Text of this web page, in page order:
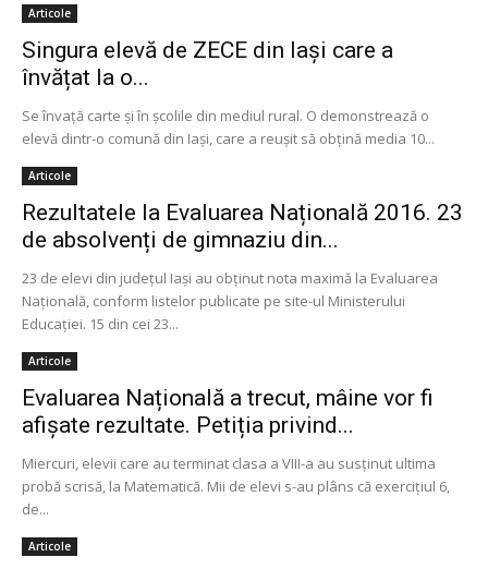
Articole
Singura elevă de ZECE din Iași care a
învățat la o...
Se învaţă carte şi în şcolile din mediul rural. O demonstrează o
elevă dintr-o comună din Iaşi, care a reuşit să obţină media 10...
Articole
Rezultatele la Evaluarea Națională 2016. 23
de absolvenți de gimnaziu din...
23 de elevi din judeţul Iaşi au obţinut nota maximă la Evaluarea
Naţională, conform listelor publicate pe site-ul Ministerului
Educaţiei. 15 din cei 23...
Articole
Evaluarea Națională a trecut, mâine vor fi
afișate rezultate. Petiția privind...
Miercuri, elevii care au terminat clasa a VIII-a au susţinut ultima
probă scrisă, la Matematică. Mii de elevi s-au plâns că exerciţiul 6,
de...
Articole